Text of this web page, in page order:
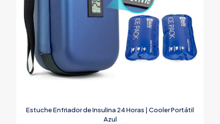
Estuche Enfriador de Insulina 24 Horas | Cooler Portátil
Azul